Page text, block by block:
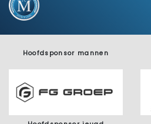
Hoofdsponsor mannen